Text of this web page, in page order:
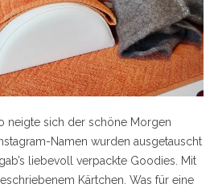
neigte sich der schöne Morgen
Namen wurden ausgetauscht
liebevoll verpackte Goodies. Mit
Kärtchen. Was für eine